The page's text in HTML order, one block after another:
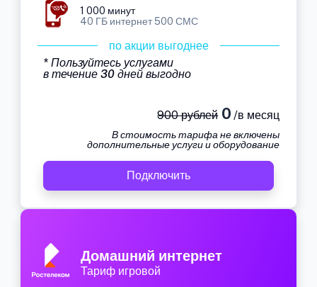
1 000 минут
40 ГБ интернет 500 СМС
по акции выгоднее
* Пользуйтесь услугами
в течение 30 дней выгодно
900 рублей0 /в месяц
В стоимость тарифа не включены
дополнительные услуги и оборудование
Подключить
Домашний интернет
Тариф игровой